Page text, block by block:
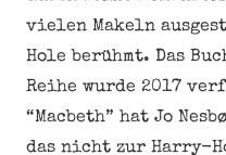
vielen Makeln
Hole berühmt. Das
Reihe wurde 2017
“Macbeth” hat Jo
das nicht zur Harry-